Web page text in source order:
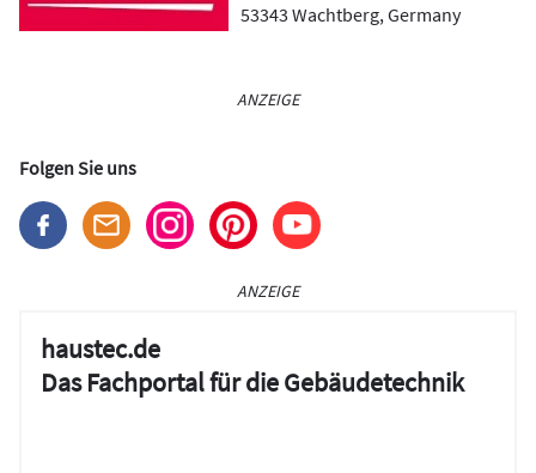
53343Wachtberg, Germany
ANZEIGE
Folgen Sie uns
ANZEIGE
haustec.de
Das Fachportal für die Gebäudetechnik